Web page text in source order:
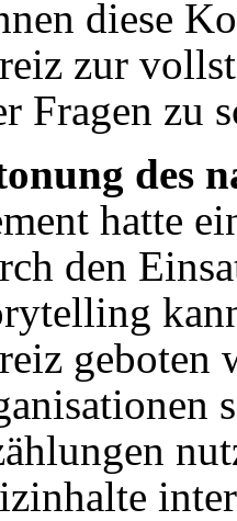
diese
zur
Fragen zu
des
hatte
den
geboten